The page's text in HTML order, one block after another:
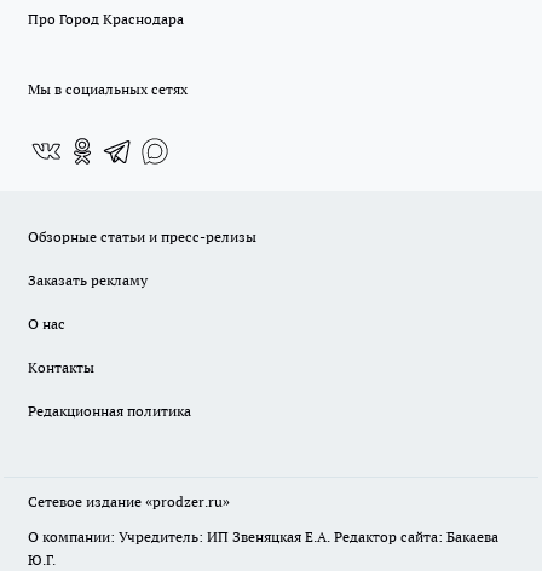
Про Город Краснодара
Мы в социальных сетях
Обзорные статьи и пресс-релизы
Заказать рекламу
О нас
Контакты
Редакционная политика
Сетевое издание «prodzer.ru»
О компании: Учредитель: ИП Звеняцкая Е.А. Редактор сайта: Бакаева
Ю.Г.